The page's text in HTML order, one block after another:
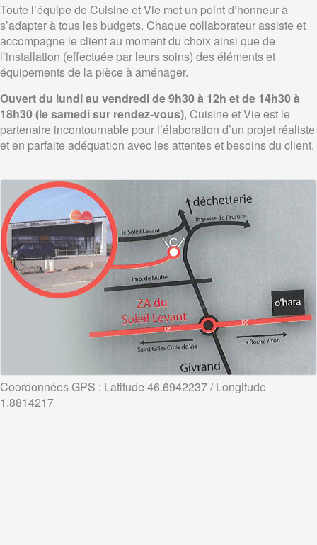
Toute l’équipe de Cuisine et Vie met un point d’honneur à
s’adapter à tous les budgets. Chaque collaborateur assiste et
accompagne le client au moment du choix ainsi que de
l’installation (effectuée par leurs soins) des éléments et
équipements de la pièce à aménager.
Ouvert du lundi au vendredi de 9h30 à 12h et de 14h30 à
18h30 (le samedi sur rendez-vous), Cuisine et Vie est le
partenaire incontournable pour l’élaboration d’un projet réaliste
et en parfaite adéquation avec les attentes et besoins du client.
Coordonnées GPS : Latitude 46.6942237 / Longitude
1.8814217